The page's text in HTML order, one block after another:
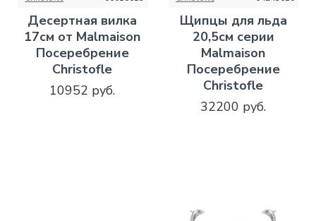
Десертная вилка
17см от Malmaison
Посеребрение
Christofle
10952 руб.
Щипцы для льда
20,5см серии
Malmaison
Посеребрение
Christofle
32200 руб.